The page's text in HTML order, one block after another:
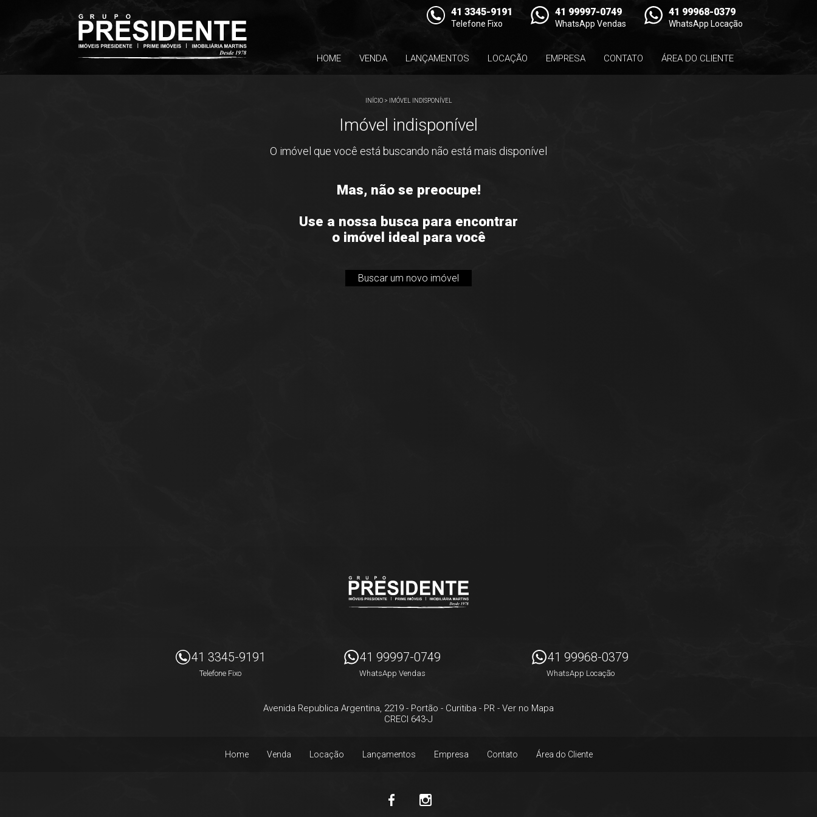
41 3345-9191
Telefone Fixo
41 99997-0749
WhatsApp Vendas
41 99968-0379
WhatsApp Locação
HOME VENDA LANÇAMENTOS LOCAÇÃO EMPRESA CONTATO ÁREA DO CLIENTE
INÍCIO> IMÓVEL INDISPONÍVEL
Imóvel indisponível
O imóvel que você está buscando não está mais disponível
Mas, não se preocupe!
Use a nossa busca para encontrar
o imóvel ideal para você
Buscar um novo imóvel
41 3345-9191
Telefone Fixo
41 99997-0749
WhatsApp Vendas
41 99968-0379
WhatsApp Locação
Avenida Republica Argentina, 2219 - Portão - Curitiba - PR - Ver no Mapa
CRECI 643-J
Home Venda Locação Lançamentos Empresa Contato Área do Cliente